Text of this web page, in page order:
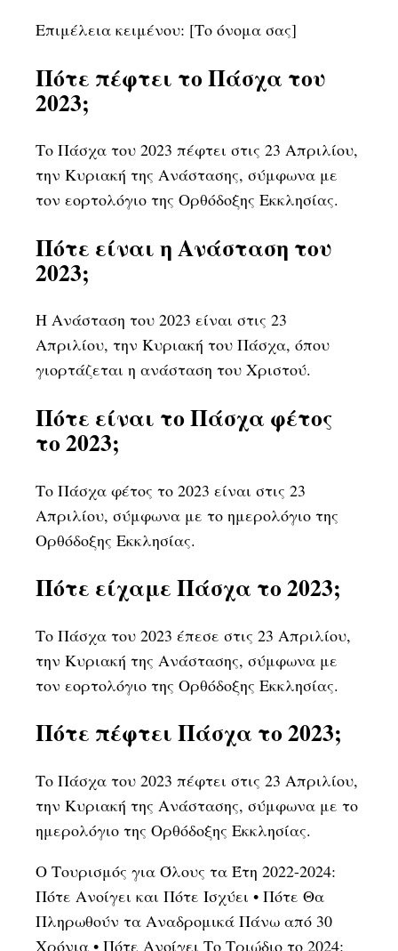
Επιμέλεια κειμένου: [Το όνομα σας]
Πότε πέφτει το Πάσχα του
2023;
Το Πάσχα του 2023 πέφτει στις 23 Απριλίου,
την Κυριακή της Ανάστασης, σύμφωνα με
τον εορτολόγιο της Ορθόδοξης Εκκλησίας.
Πότε είναι η Ανάσταση του
2023;
Η Ανάσταση του 2023 είναι στις 23
Απριλίου, την Κυριακή του Πάσχα, όπου
γιορτάζεται η ανάσταση του Χριστού.
Πότε είναι το Πάσχα φέτος
το 2023;
Το Πάσχα φέτος το 2023 είναι στις 23
Απριλίου, σύμφωνα με το ημερολόγιο της
Ορθόδοξης Εκκλησίας.
Πότε είχαμε Πάσχα το 2023;
Το Πάσχα του 2023 έπεσε στις 23 Απριλίου,
την Κυριακή της Ανάστασης, σύμφωνα με
τον εορτολόγιο της Ορθόδοξης Εκκλησίας.
Πότε πέφτει Πάσχα το 2023;
Το Πάσχα του 2023 πέφτει στις 23 Απριλίου,
την Κυριακή της Ανάστασης, σύμφωνα με το
ημερολόγιο της Ορθόδοξης Εκκλησίας.
Ο Τουρισμός για Όλους τα Έτη 2022-2024:
Πότε Ανοίγει και Πότε Ισχύει • Πότε Θα
Πληρωθούν τα Αναδρομικά Πάνω από 30
Χρόνια • Πότε Ανοίγει Το Τριώδιο το 2024: